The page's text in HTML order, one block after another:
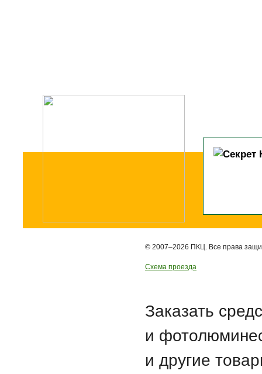
© 2007–2026 ПКЦ. Все права
Схема проезда
Заказать
и
и другие